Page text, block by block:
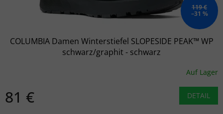
119 €
–31 %
COLUMBIA Damen Winterstiefel SLOPESIDE PEAK™ WP
schwarz/graphit - schwarz
Auf Lager
81 € DETAIL